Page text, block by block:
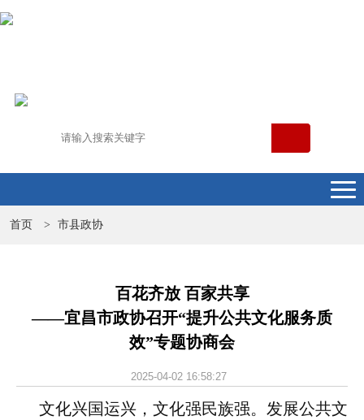
首页 > 市县政协
百花齐放 百家共享
——宜昌市政协召开“提升公共文化服务质
效”专题协商会
2025-04-02 16:58:27
文化兴国运兴，文化强民族强。发展公共文